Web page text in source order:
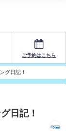
ご予約はこちら
グ日記！
日記！